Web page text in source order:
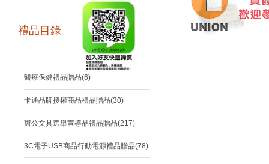
禮品目錄
醫療保健禮品贈品(6)
卡通品牌授權商品禮品贈品(30)
辦公文具選舉宣導品禮品贈品(217)
3C電子USB商品行動電源禮品贈品(78)